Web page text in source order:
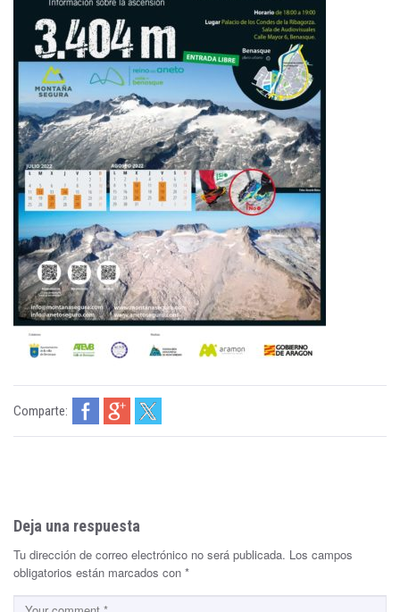
Comparte:
Deja una respuesta
Tu dirección de correo electrónico no será publicada. Los campos
obligatorios están marcados con *